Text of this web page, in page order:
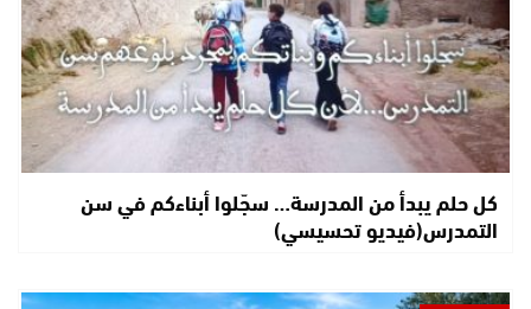
كل حلم يبدأ من المدرسة… سجّلوا أبناءكم في سن
التمدرس(فيديو تحسيسي)